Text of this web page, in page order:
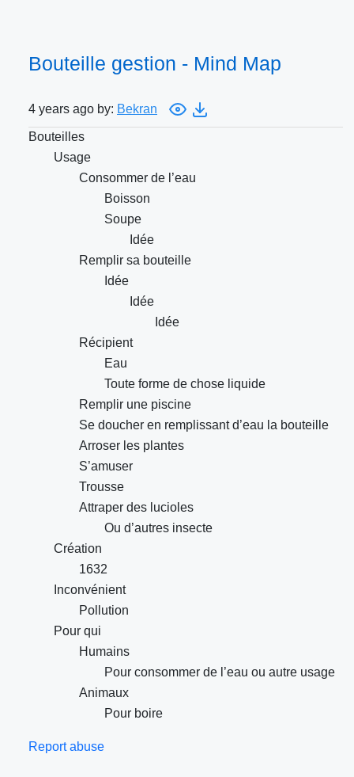
Bouteille gestion - Mind Map
4 years ago by: Bekran
Bouteilles
Usage
Consommer de l’eau
Boisson
Soupe
Idée
Remplir sa bouteille
Idée
Idée
Idée
Récipient
Eau
Toute forme de chose liquide
Remplir une piscine
Se doucher en remplissant d’eau la bouteille
Arroser les plantes
S’amuser
Trousse
Attraper des lucioles
Ou d’autres insecte
Création
1632
Inconvénient
Pollution
Pour qui
Humains
Pour consommer de l’eau ou autre usage
Animaux
Pour boire
Report abuse